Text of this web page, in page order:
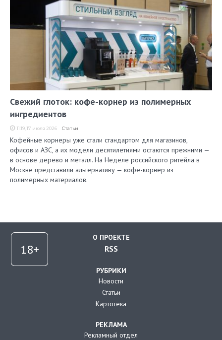
Свежий глоток: кофе-корнер из полимерных
ингредиентов
11:19, 17 июля 2026 Статьи
Кофейные корнеры уже стали стандартом для магазинов,
офисов и АЗС, а их модели десятилетиями остаются прежними —
в основе дерево и металл. На Неделе российского ритейла в
Москве представили альтернативу — кофе-корнер из
полимерных материалов.
О ПРОЕКТЕ
RSS
РУБРИКИ
Новости
Статьи
Картотека
РЕКЛАМА
Рекламный отдел